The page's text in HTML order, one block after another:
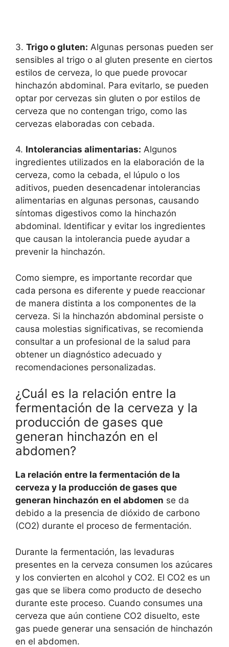
3. Trigo o gluten: Algunas personas pueden ser
sensibles al trigo o al gluten presente en ciertos
estilos de cerveza, lo que puede provocar
hinchazón abdominal. Para evitarlo, se pueden
optar por cervezas sin gluten o por estilos de
cerveza que no contengan trigo, como las
cervezas elaboradas con cebada.
4. Intolerancias alimentarias: Algunos
ingredientes utilizados en la elaboración de la
cerveza, como la cebada, el lúpulo o los
aditivos, pueden desencadenar intolerancias
alimentarias en algunas personas, causando
síntomas digestivos como la hinchazón
abdominal. Identificar y evitar los ingredientes
que causan la intolerancia puede ayudar a
prevenir la hinchazón.
Como siempre, es importante recordar que
cada persona es diferente y puede reaccionar
de manera distinta a los componentes de la
cerveza. Si la hinchazón abdominal persiste o
causa molestias significativas, se recomienda
consultar a un profesional de la salud para
obtener un diagnóstico adecuado y
recomendaciones personalizadas.
¿Cuál es la relación entre la
fermentación de la cerveza y la
producción de gases que
generan hinchazón en el
abdomen?
La relación entre la fermentación de la
cerveza y la producción de gases que
generan hinchazón en el abdomen se da
debido a la presencia de dióxido de carbono
(CO2) durante el proceso de fermentación.
Durante la fermentación, las levaduras
presentes en la cerveza consumen los azúcares
y los convierten en alcohol y CO2. El CO2 es un
gas que se libera como producto de desecho
durante este proceso. Cuando consumes una
cerveza que aún contiene CO2 disuelto, este
gas puede generar una sensación de hinchazón
en el abdomen.